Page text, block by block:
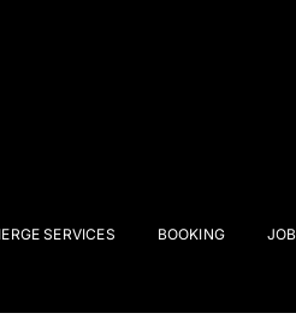
SERVICES BOOKING